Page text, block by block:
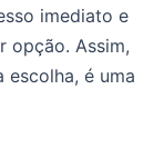
imediato e
opção. Assim,
escolha, é uma